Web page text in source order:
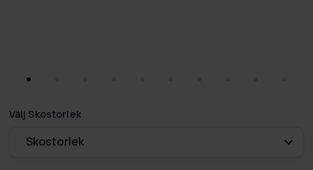
Välj Skostorlek
Skostorlek